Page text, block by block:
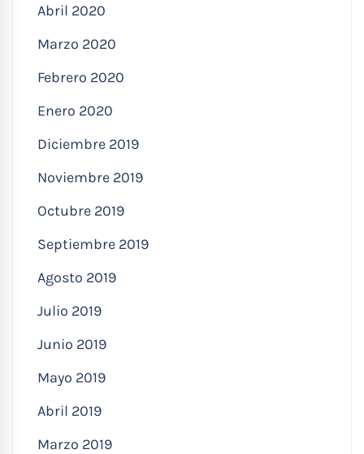
Abril 2020
Marzo 2020
Febrero 2020
Enero 2020
Diciembre 2019
Noviembre 2019
Octubre 2019
Septiembre 2019
Agosto 2019
Julio 2019
Junio 2019
Mayo 2019
Abril 2019
Marzo 2019